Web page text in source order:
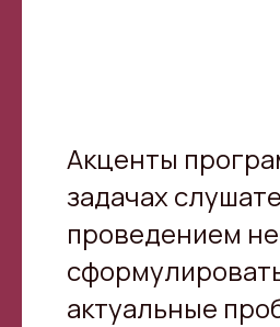
Акценты
задачах
проведением
актуальные